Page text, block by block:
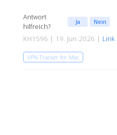
Antwort
hilfreich?
Ja Nein
KH1596 | 19. Jun 2026 | Link
VPN Tracker for Mac